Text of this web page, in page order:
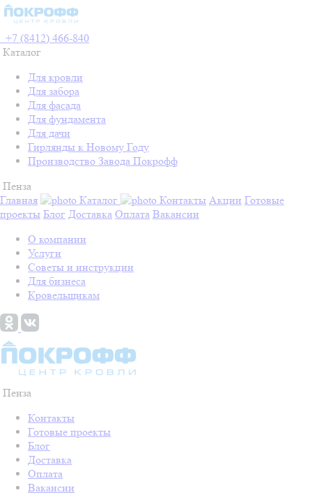
+7 (8412) 466-840
Каталог
Для кровли
Для забора
Для фасада
Для фундамента
Для дачи
Гирлянды к Новому Году
Производство Завода Покрофф
Пенза
Главная
Каталог Контакты Акции Готовые
проекты Блог Доставка Оплата Вакансии
О компании
Услуги
Советы и инструкции
Для бизнеса
Кровельщикам
Пенза
Контакты
Готовые проекты
Блог
Доставка
Оплата
Вакансии